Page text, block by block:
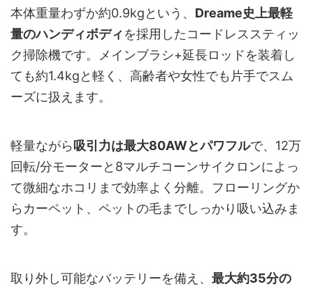
本体重量わずか約0.9kgという、 Dreame史上最軽
量のハンディボディを採用したコードレススティッ
ク掃除機です。メインブラシ+延長ロッドを装着し
ても約1.4kgと軽く、高齢者や女性でも片手でスム
ーズに扱えます。
軽量ながら吸引力は最大80AWとパワフルで、12万
回転/分モーターと8マルチコーンサイクロンによっ
て微細なホコリまで効率よく分離。フローリングか
らカーペット、ペットの毛までしっかり吸い込みま
す。
取り外し可能なバッテリーを備え、 最大約35分の